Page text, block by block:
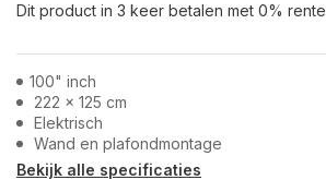
Dit product in 3 keer betalen met 0% rente
100" inch
222 x 125 cm
Elektrisch
Wand en plafondmontage
Bekijk alle specificaties